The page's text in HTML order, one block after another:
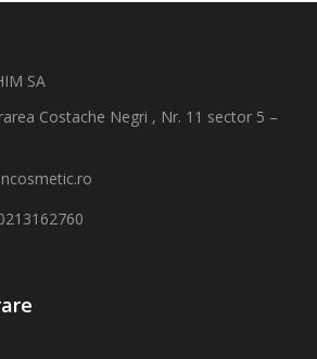
SA
Costache Negri , Nr. 11 sector 5 –